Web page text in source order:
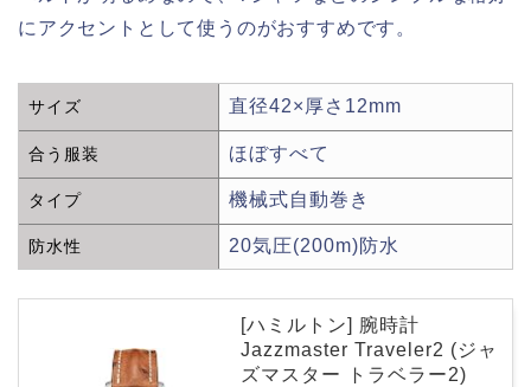
にアクセントとして使うのがおすすめです。
サイズ 直径42×厚さ12mm
合う服装 ほぼすべて
タイプ 機械式自動巻き
防水性 20気圧(200m)防水
[ハミルトン] 腕時計
Jazzmaster Traveler2 (ジャ
ズマスター トラベラー2)